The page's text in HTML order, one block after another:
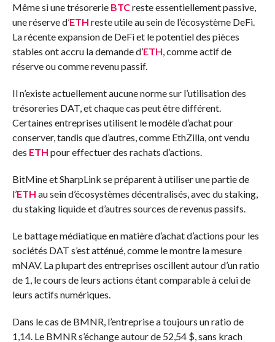
Même si une trésorerie BTCreste essentiellement passive,
une réserve d’ETH reste utile au sein de l’écosystème DeFi.
La récente expansion de DeFi et le potentiel des pièces
stables ont accru la demande d’ETH, comme actif de
réserve ou comme revenu passif.
Il n’existe actuellement aucune norme sur l’utilisation des
trésoreries DAT, et chaque cas peut être différent.
Certaines entreprises utilisent le modèle d’achat pour
conserver, tandis que d’autres, comme EthZilla, ont vendu
des ETH pour effectuer des rachats d’actions.
BitMine et SharpLink se préparent àutiliserune partie de
l’ETH au sein d’écosystèmes décentralisés, avec du staking,
du staking liquide et d’autres sources de revenus passifs.
Le battage médiatique en matière d’achat d’actions pour les
sociétés DAT s’est atténué, comme le montre la mesure
mNAV. La plupart des entreprises oscillent autour d’un ratio
de 1, le cours de leurs actions étant comparable à celui de
leurs actifs numériques.
Dans le cas de BMNR, l’entreprise a toujours un ratio de
1,14. Le BMNR s’échange autour de 52,54 $, sans krach